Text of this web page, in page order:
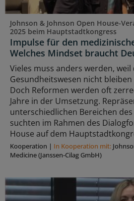
Johnson & Johnson Open House-
2025 beim Hauptstadtkongress
Impulse für den
Welches Mindset braucht
Vieles muss anders werden, weil
Gesundheitswesen nicht bleiben
Doch Reformen werden oft
Jahre in der Umsetzung.
unterschiedlichen Bereichen
suchten im Rahmen des
House auf dem
Kooperation | In Kooperation mit:
Medicine (Janssen-Cilag GmbH)